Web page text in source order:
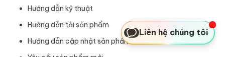
Hướng dẫn kỹ thuật
Hướng dẫn tải sản phẩm
Hướng dẫn cập nhật sản phẩm
Liên hệ chúng tôi